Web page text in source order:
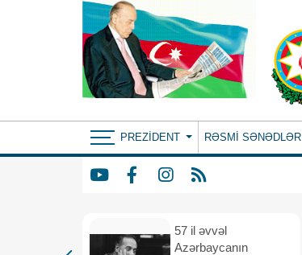
PREZIDENT RƏSMI SƏNƏDLƏR
57 il əvvəl
Azərbaycanın